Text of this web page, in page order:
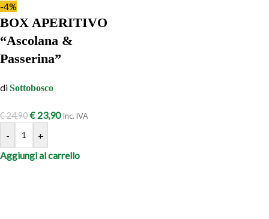
-4%
BOX APERITIVO
“Ascolana &
Passerina”
diSottobosco
€24,90€ 23,90 Inc. IVA
-
+
Aggiungi al carrello